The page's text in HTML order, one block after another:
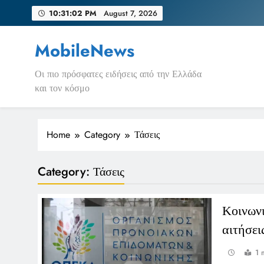
10:31:03 PM August 7, 2026
MobileNews
Οι πιο πρόσφατες ειδήσεις από την Ελλάδα
και τον κόσμο
Home Category Τάσεις
Category: Τάσεις
1